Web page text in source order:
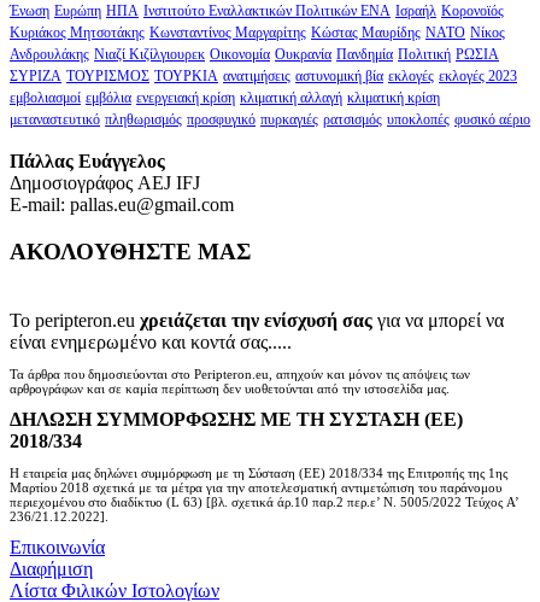
Ένωση Ευρώπη ΗΠΑ Ινστιτούτο Εναλλακτικών Πολιτικών ΕΝΑ Ισραήλ Κορονοϊός
Κυριάκος Μητσοτάκης Κωνσταντίνος Μαργαρίτης Κώστας Μαυρίδης ΝΑΤΟ Νίκος
Ανδρουλάκης Νιαζί Κιζίλγιουρεκ Οικονομία Ουκρανία Πανδημία Πολιτική ΡΩΣΙΑ
ΣΥΡΙΖΑ ΤΟΥΡΙΣΜΟΣ ΤΟΥΡΚΙΑ ανατιμήσεις αστυνομική βία εκλογές εκλογές 2023
εμβολιασμοί εμβόλια ενεργειακή κρίση κλιματική αλλαγή κλιματική κρίση
μεταναστευτικό πληθωρισμός προσφυγικό πυρκαγιές ρατσισμός υποκλοπές φυσικό αέριο
Πάλλας Ευάγγελος
Δημοσιογράφος AEJ ΙFJ
E-mail: pallas.eu@gmail.com
ΑΚΟΛΟΥΘΗΣΤΕ ΜΑΣ
Το peripteron.eu χρειάζεται την ενίσχυσή σας για να μπορεί να
είναι ενημερωμένο και κοντά σας.....
Τα άρθρα που δημοσιεύονται στο Peripteron.eu, απηχούν και μόνον τις απόψεις των
αρθρογράφων και σε καμία περίπτωση δεν υιοθετούνται από την ιστοσελίδα μας.
ΔΗΛΩΣΗ ΣΥΜΜΟΡΦΩΣΗΣ ΜΕ ΤΗ ΣΥΣΤΑΣΗ (ΕΕ)
2018/334
Η εταιρεία μας δηλώνει συμμόρφωση με τη Σύσταση (ΕΕ) 2018/334 της Επιτροπής της 1ης
Μαρτίου 2018 σχετικά με τα μέτρα για την αποτελεσματική αντιμετώπιση του παράνομου
περιεχομένου στο διαδίκτυο (L 63) [βλ. σχετικά άρ.10 παρ.2 περ.ε’ Ν. 5005/2022 Τεύχος A’
236/21.12.2022].
Επικοινωνία
Διαφήμιση
Λίστα Φιλικών Ιστολογίων